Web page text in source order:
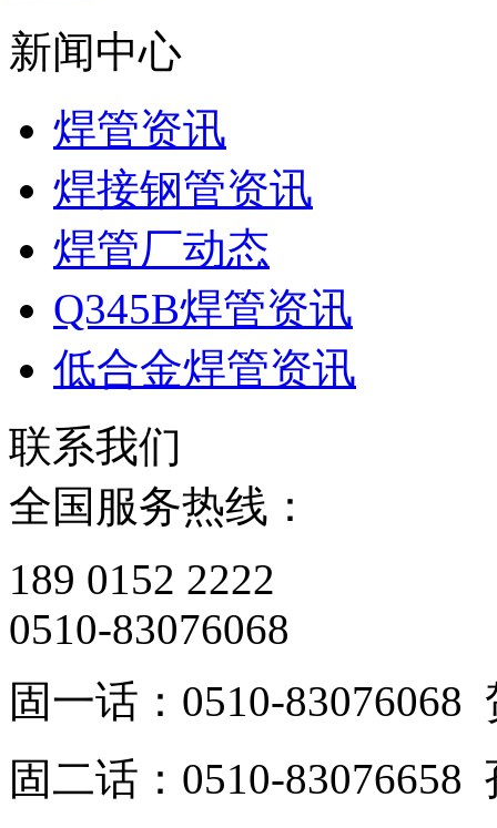
新闻中心
焊管资讯
焊接钢管资讯
焊管厂动态
Q345B焊管资讯
低合金焊管资讯
联系我们
全国服务热线：
189 0152 2222
0510-83076068
固一话：0510-83076068
固二话：0510-83076658